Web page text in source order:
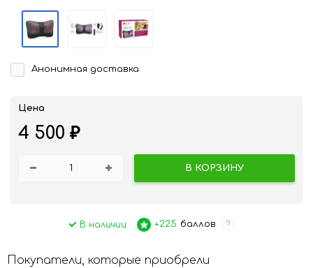
Анонимная доставка
Цена
4 500 ₽
В КОРЗИНУ
+225 баллов ?
В наличии
Покупатели, которые приобрели